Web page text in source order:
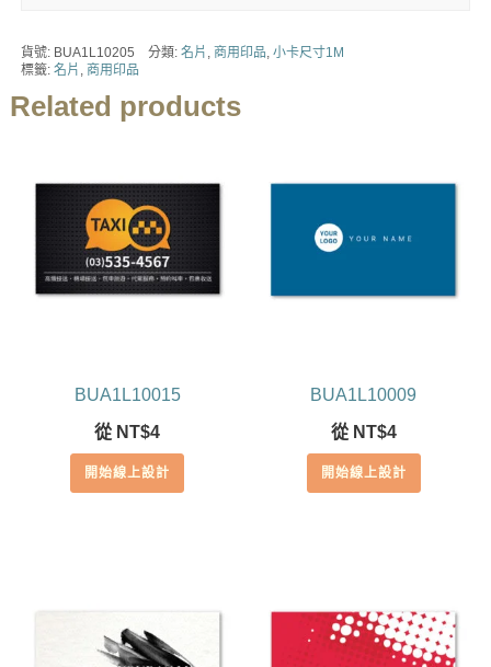
貨號: BUA1L10205 分類: 名片 商用印品 小卡尺寸1M
標籤: 名片 商用印品
Related products
BUA1L10015
從 NT$4
開始線上設計
BUA1L10009
從 NT$4
開始線上設計